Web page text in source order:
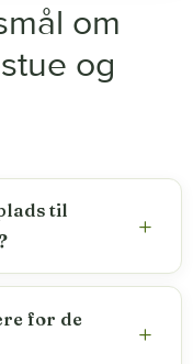
om
og
til
for de